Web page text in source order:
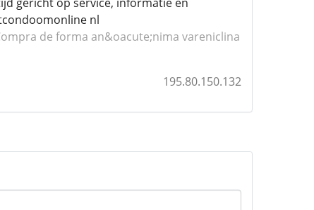
nl
de forma an&oacute;nima vareniclina
195.80.150.132